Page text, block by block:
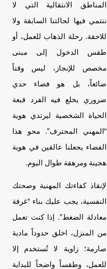
المناطق الانتقالية التي لا
ننتمي فيها لحالتنا السابقة ولا
للاحقة. رحلة الذهاب للعمل، أو
طقس الدخول إلى مبنى
مخصص للإنجاز، ليس وقتاً
ضائعاً، بل هو فضاء حدي
ضروري يخلع فيه الفرد قبعة
الحياة الشخصية ليرتدي هوية
“المهني المحترف”. محو هذا
الفضاء يجعلنا عالقين في هوية
هجينة ومرهقة طوال اليوم.
لإنقاذ كفاءتك المهنية وصحتك
النفسية، يجب عليك بناء “غرفة
معادلة الضغط”. إذا كنت تعمل
من المنزل، اخلق حدوداً مادية
صارمة؛ زاوية لا تُستخدم إلا
للعمل، وطقساً واضحاً للبداية